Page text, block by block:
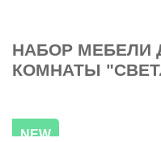
НАБОР МЕБЕЛИ
КОМНАТЫ
NEW